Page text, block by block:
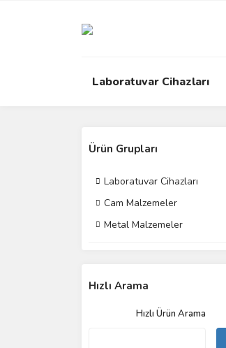
Laboratuvar Cihazları
Ürün Grupları
Laboratuvar Cihazları
Cam Malzemeler
Metal Malzemeler
Hızlı Arama
Hızlı Ürün Arama